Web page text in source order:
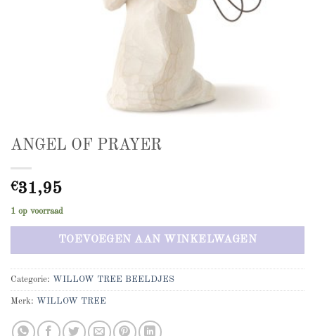
ANGEL OF PRAYER
€31,95
1 op voorraad
TOEVOEGEN AAN WINKELWAGEN
Categorie: WILLOW TREE BEELDJES
Merk: WILLOW TREE